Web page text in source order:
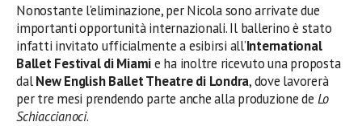
Nonostante l’eliminazione, per Nicola sono arrivate due
importanti opportunità internazionali. Il ballerino è stato
infatti invitato ufficialmente a esibirsi all’International
Ballet Festival di Miamie ha inoltre ricevuto una proposta
dalNew English Ballet Theatre di Londra, dove lavorerà
per tre mesi prendendo parte anche alla produzione de Lo
Schiaccianoci.